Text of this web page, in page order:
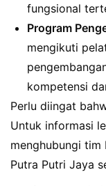
fungsional
Program
mengikuti
kompetensi
Perlu diingat
Untuk informasi
menghubungi tim
Putra Putri Jaya